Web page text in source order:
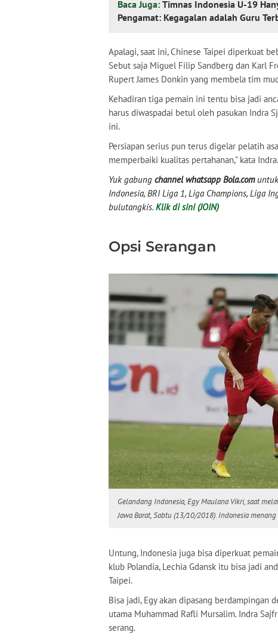
Baca Juga: Timnas Indonesia U-19
Pengamat: Kegagalan adalah Guru
Apalagi, saat ini, Chinese Taipei diperkuat
Sebut saja Miguel Filip Sandberg dan Karl
Rupert James Donkin yang membela tim
Kehadiran tiga pemain ini tentu bisa jadi
harus diwaspadai betul oleh pasukan Indra
ini.
Persiapan serius pun terus digelar pelatih
memperbaiki kualitas pertahanan," kata Indra.
Yuk gabung channel whatsapp Bola.comuntuk
Indonesia, BRI Liga 1, Liga Champions, Liga
bulutangkis. Klik di sini (JOIN)
Opsi Serangan
Gelandang Indonesia, Egy Maulana Vikri, saat
Jawa Barat, Sabtu (13/10/2018). Indonesia
Untung, Indonesia juga bisa diperkuat
klub Polandia, Lechia Gdansk itu bisa jadi
Taipei.
Bisa jadi, Egy akan dipasang berdampingan
utama Muhammad Rafli Mursalim. Indra
serang.